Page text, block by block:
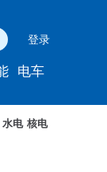
登录
电车
水电 核电